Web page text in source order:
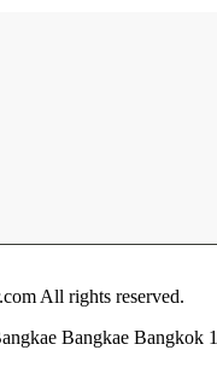
All rights reserved.
Bangkae Bangkok